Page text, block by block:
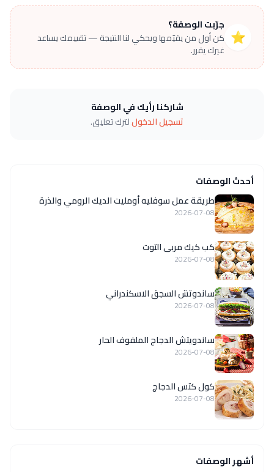
⭐
جرّبت الوصفة؟
كن أول من يقيّمها ويحكي لنا النتيجة — تقييمك يساعد
غيرك يقرر.
شاركنا رأيك في الوصفة
تسجيل الدخوللترك تعليق.
أحدث الوصفات
طريقة عمل سوفليه أومليت الديك الرومي والذرة
2026-07-08
كب كيك مربى التوت
2026-07-08
ساندوتش السجق الاسكندراني
2026-07-08
ساندويتش الدجاج الملفوف الحار
2026-07-08
كول كتس الدجاج
2026-07-08
أشهر الوصفات